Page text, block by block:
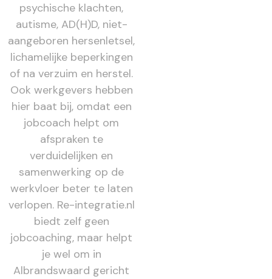
psychische klachten,
autisme, AD(H)D, niet-
aangeboren hersenletsel,
lichamelijke beperkingen
of na verzuim en herstel.
Ook werkgevers hebben
hier baat bij, omdat een
jobcoach helpt om
afspraken te
verduidelijken en
samenwerking op de
werkvloer beter te laten
verlopen. Re-integratie.nl
biedt zelf geen
jobcoaching, maar helpt
je wel om in
Albrandswaard gericht